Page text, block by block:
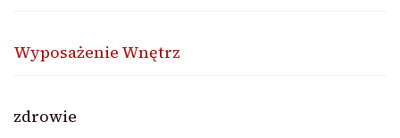
Wyposażenie Wnętrz
zdrowie